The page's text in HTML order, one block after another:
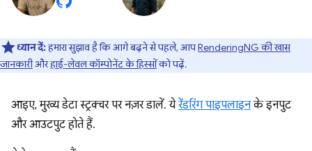
ध्यान दें:हमारा सुझाव है कि आगे बढ़ने से पहले, आपRenderingNG की खास
जानकारीऔरहाई-लेवल कॉम्पोनेंट के हिस्सोंको पढ़ें.
आइए, मुख्य डेटा स्ट्रक्चर पर नज़र डालें. येरेंडरिंग पाइपलाइनके इनपुट
और आउटपुट होते हैं.